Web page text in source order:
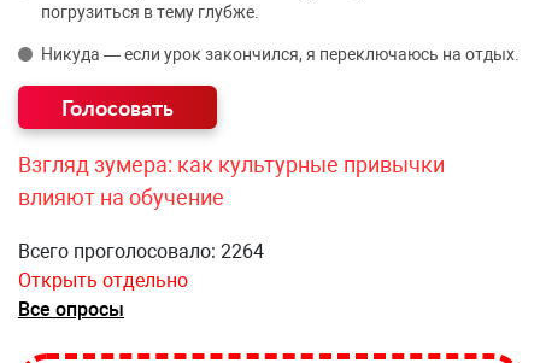
погрузиться в тему глубже.
Никуда — если урок закончился, я переключаюсь на отдых.
Взгляд зумера: как культурные привычки
влияют на обучение
Всего проголосовало: 2264
Открыть отдельно
Все опросы